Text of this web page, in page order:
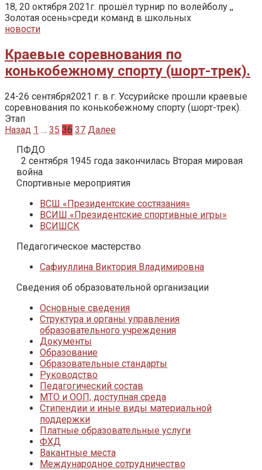
18, 20 октября 2021г. прошёл турнир по волейболу ,,
Золотая осень»среди команд в школьных
новости
Краевые соревнования по
конькобежному спорту (шорт-трек).
24-26 сентября2021 г. в г. Уссурийске прошли краевые
соревнования по конькобежному спорту (шорт-трек).
Этап
Пагинация
Назад 1 … 35 36 37 Далее
ПФДО
2 сентября 1945 года закончилась Вторая мировая
война
Спортивные мероприятия
ВСШ «Президентские состязания»
ВСИШ «Президентские спортивные игры»
ВСИШСК
Педагогическое мастерство
Сафиуллина Виктория Владимировна
Сведения об образовательной организации
Основные сведения
Структура и органы управления
образовательного учреждения
Документы
Образование
Образовательные стандарты
Руководство
Педагогический состав
МТО и ООП, доступная среда
Стипендии и иные виды материальной
поддержки
Платные образовательные услуги
ФХД
Вакантные места
Международное сотрудничество